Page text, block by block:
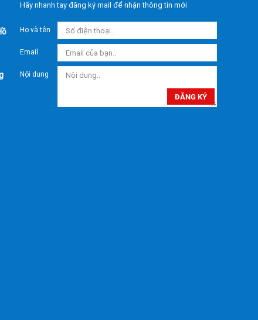
Hãy nhanh tay đăng ký mail để nhận thông tin mới
Họ và tên
Email
Nội dung
ĐĂNG KÝ